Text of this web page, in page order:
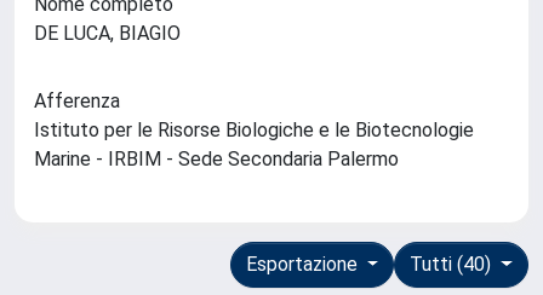
Nome completo
DE LUCA, BIAGIO
Afferenza
Istituto per le Risorse Biologiche e le Biotecnologie
Marine - IRBIM - Sede Secondaria Palermo
Tutti (40)
Esportazione